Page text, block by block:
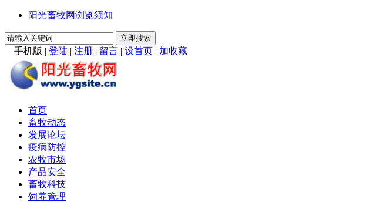
阳光畜牧网浏览须知
手机版 | 登陆 | 注册 | 留言 | 设首页 | 加收藏
首页
畜牧动态
发展论坛
疫病防控
农牧市场
产品安全
畜牧科技
饲养管理